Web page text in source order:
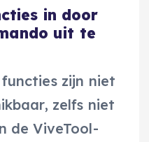
in door
uit te
zijn niet
zelfs niet
de ViveTool-